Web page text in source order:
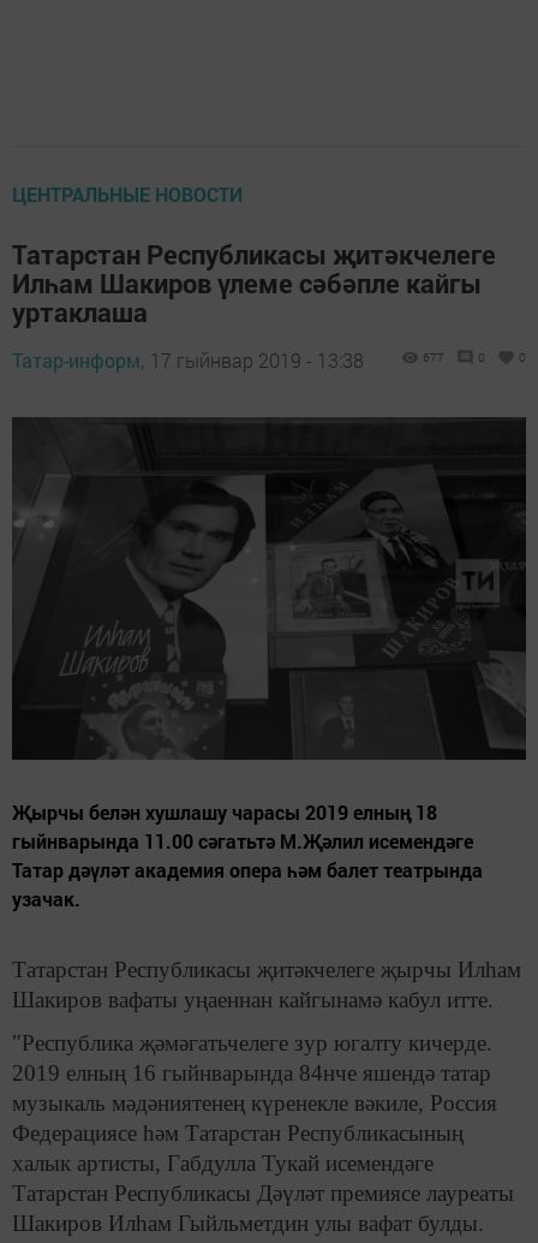
ЦЕНТРАЛЬНЫЕ НОВОСТИ
Татарстан Республикасы җитәкчелеге
Илһам Шакиров үлеме сәбәпле кайгы
уртаклаша
Татар-информ, 17 гыйнвар 2019 - 13:38 677 0 0
Җырчы белән хушлашу чарасы 2019 елның 18
гыйнварында 11.00 сәгатьтә М.Җәлил исемендәге
Татар дәүләт академия опера һәм балет театрында
узачак.
Татарстан Республикасы җитәкчелеге җырчы Илһам
Шакиров вафаты уңаеннан кайгынамә кабул итте.
"Республика җәмәгатьчелеге зур югалту кичерде.
2019 елның 16 гыйнварында 84нче яшендә татар
музыкаль мәдәниятенең күренекле вәкиле, Россия
Федерациясе һәм Татарстан Республикасының
халык артисты, Габдулла Тукай исемендәге
Татарстан Республикасы Дәүләт премиясе лауреаты
Шакиров Илһам Гыйльметдин улы вафат булды.